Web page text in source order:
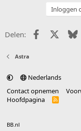
Inloggen
Delen: Facebook
X
Astra
Nederlands
Contact opnemen
Hoofdpagina
R
BB.nl